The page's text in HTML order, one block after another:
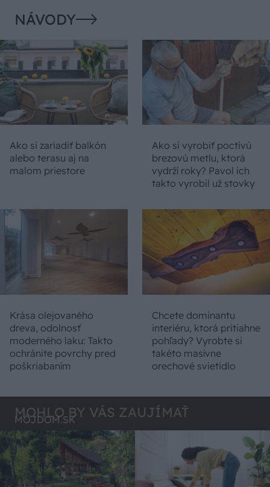
NÁVODY
Ako si zariadiť balkón
alebo terasu aj na
malom priestore
Ako si vyrobiť poctivú
brezovú metlu, ktorá
vydrží roky? Pavol ich
takto vyrobil už stovky
Krása olejovaného
dreva, odolnosť
moderného laku: Takto
ochránite povrchy pred
poškriabaním
Chcete dominantu
interiéru, ktorá pritiahne
pohľady? Vyrobte si
takéto masívne
orechové svietidlo
MOHLO BY VÁS ZAUJÍMAŤ
MÔJDOM.SK